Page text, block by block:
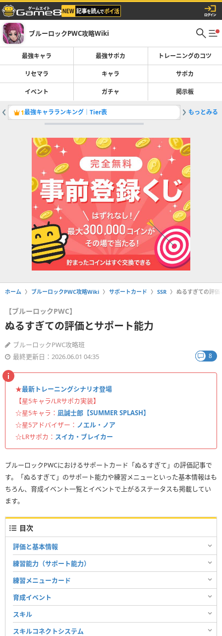
ブルーロックPWC攻略Wiki
最強キャラ 最強サポカ トレーニングのコツ
リセマラ キャラ サポカ
イベント ガチャ 掲示板
1最強キャラランキング｜Tier表 2クラブ
もっとみる
ホーム ブルーロックPWC攻略Wiki サポートカード SSR ぬるすぎての評価
【ブルーロックPWC】
ぬるすぎての評価とサポート能力
ブルーロックPWC攻略班
最終更新日：2026.06.01 04:35
8
★最新トレーニングシナリオ登場
【星5キャラ/LRサポカ実装】
☆星5キャラ： 凪誠士郎【SUMMER SPLASH】
☆星5アドバイザー： ノエル・ノア
☆LRサポカ： スイカ・ブレイカー
ブルーロックPWCにおけるサポートカード「ぬるすぎて」の評価記事で
す。「ぬるすぎて」のサポート能力や練習メニューといった基本情報はも
ちろん、育成イベント一覧とイベントで上がるステータスも掲載してい
ます。
目次
評価と基本情報
練習能力（サポート能力）
練習メニューカード
育成イベント
スキル
スキルコネクトシステム